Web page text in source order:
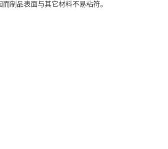
制品表面与其它材料不易粘符。